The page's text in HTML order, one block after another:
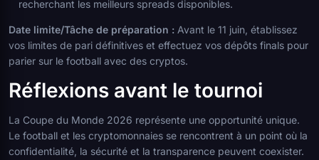
recherchant les meilleurs spreads disponibles.
Date limite/Tâche de préparation : Avant le 11 juin, établissez
vos limites de pari définitives et effectuez vos dépôts finals pour
parier sur le football avec des cryptos.
Réflexions avant le tournoi
La Coupe du Monde 2026 représente une opportunité unique.
Le football et les cryptomonnaies se rencontrent à un point où la
confidentialité, la sécurité et la transparence peuvent coexister.